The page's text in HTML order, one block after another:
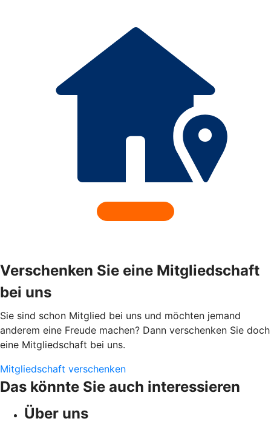
Verschenken Sie eine Mitgliedschaft
bei uns
Sie sind schon Mitglied bei uns und möchten jemand
anderem eine Freude machen? Dann verschenken Sie doch
eine Mitgliedschaft bei uns.
Mitgliedschaft verschenken
Das könnte Sie auch interessieren
Über uns